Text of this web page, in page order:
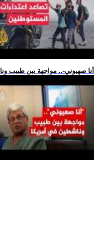
.. -أنا صهيوني-.. مواجهة بين